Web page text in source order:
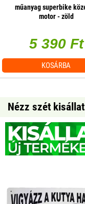
műanyag superbike
motor - zöld
5 390 Ft
KOSÁRBA
Nézz szét